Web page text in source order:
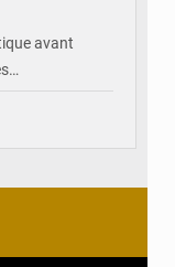
avant